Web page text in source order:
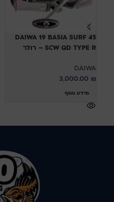
DAIWA 19 BASIA SURF 45
SCW QD TYPE R – רולר
DAIWA
3,000.00 ₪
מידע נוסף